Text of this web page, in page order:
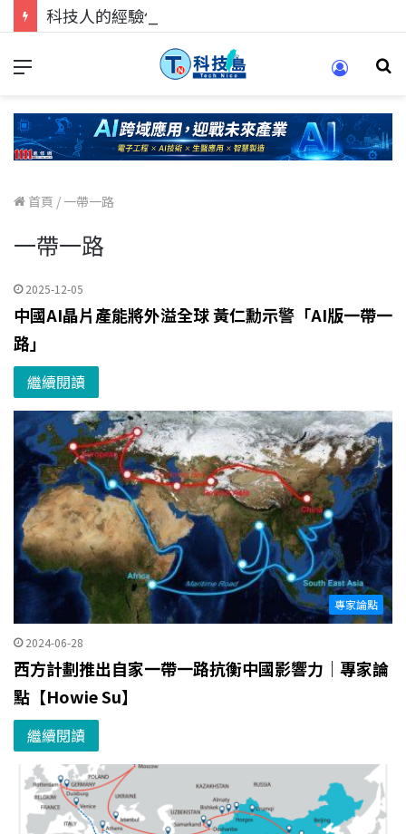
首頁 / 一帶一路
一帶一路
2025-12-05
中國AI晶片產能將外溢全球 黃仁勳示警「AI版一帶一
路」
繼續閱讀
專家論點
2024-06-28
西方計劃推出自家一帶一路抗衡中國影響力｜專家論
點【Howie Su】
繼續閱讀